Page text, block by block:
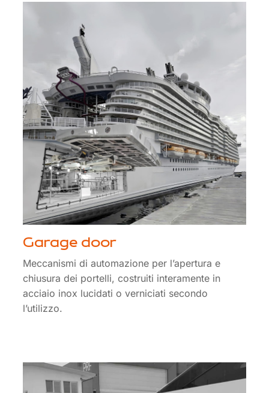
Garage door
Meccanismi di automazione per l’apertura e
chiusura dei portelli, costruiti interamente in
acciaio inox lucidati o verniciati secondo
l’utilizzo.